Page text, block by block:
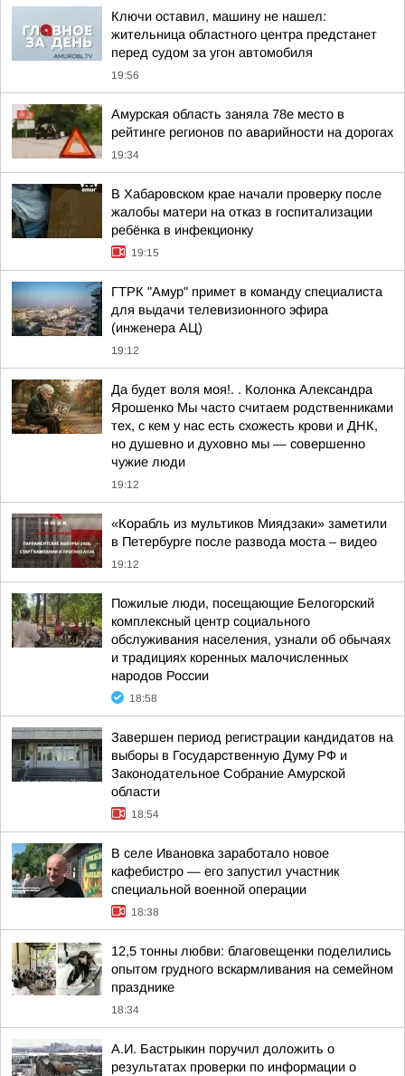
Ключи оставил, машину не нашел:
жительница областного центра предстанет
перед судом за угон автомобиля
19:56
Амурская область заняла 78е место в
рейтинге регионов по аварийности на дорогах
19:34
В Хабаровском крае начали проверку после
жалобы матери на отказ в госпитализации
ребёнка в инфекционку
19:15
ГТРК "Амур" примет в команду специалиста
для выдачи телевизионного эфира
(инженера АЦ)
19:12
Да будет воля моя!. . Колонка Александра
Ярошенко Мы часто считаем родственниками
тех, с кем у нас есть схожесть крови и ДНК,
но душевно и духовно мы — совершенно
чужие люди
19:12
«Корабль из мультиков Миядзаки» заметили
в Петербурге после развода моста – видео
19:12
Пожилые люди, посещающие Белогорский
комплексный центр социального
обслуживания населения, узнали об обычаях
и традициях коренных малочисленных
народов России
18:58
Завершен период регистрации кандидатов на
выборы в Государственную Думу РФ и
Законодательное Собрание Амурской
области
18:54
В селе Ивановка заработало новое
кафебистро — его запустил участник
специальной военной операции
18:38
12,5 тонны любви: благовещенки поделились
опытом грудного вскармливания на семейном
празднике
18:34
А.И. Бастрыкин поручил доложить о
результатах проверки по информации о